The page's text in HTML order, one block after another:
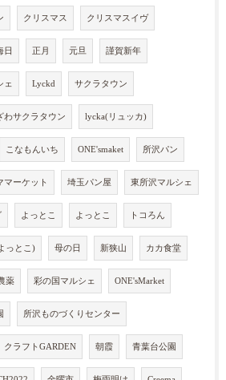
クリスマス クリスマスイヴ
日 正月 元旦 謹賀新年
ェ Lyckd サクラタウン
わサクラタウン lycka(リュッカ)
こなもんいち ONE'smaket 所沢パン
マーケット 埼玉パン屋 東所沢マルシェ
よっとこ よっとこ トコろん
っとこ) 母の日 新狭山 カカ食堂
薬 彩の国マルシェ ONE'sMarket
所沢ものづくりセンター
クラフトGARDEN 朝霞 青葉台公園